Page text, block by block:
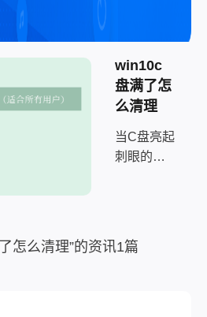
win10c
盘满了怎
么清理
当C盘亮起
刺眼的红
安装新软
怎么清理”的资讯1篇